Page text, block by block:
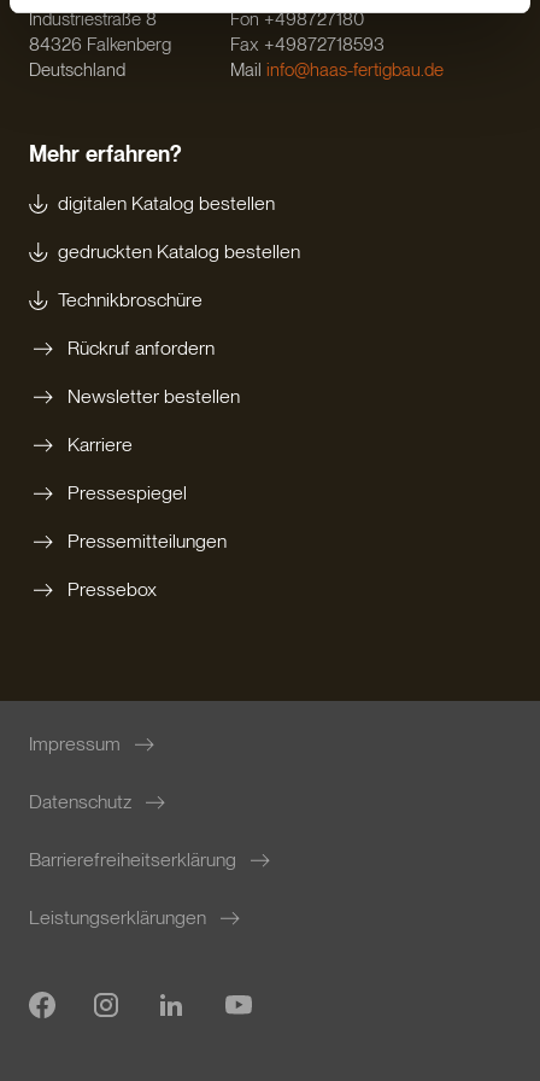
Industriestraße 8
84326 Falkenberg
Deutschland
Fon +498727180
Fax +49872718593
Mail info@haas-fertigbau.de
Mehr erfahren?
digitalen Katalog bestellen
gedruckten Katalog bestellen
Technikbroschüre
Rückruf anfordern
Newsletter bestellen
Karriere
Pressespiegel
Pressemitteilungen
Pressebox
Impressum
Datenschutz
Barrierefreiheitserklärung
Leistungserklärungen